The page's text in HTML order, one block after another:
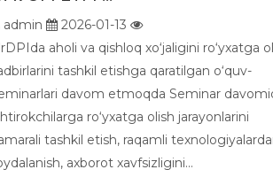
admin
2026-01-13
aholi va qishloq xo‘jaligini ro‘yxatga
tashkil etishga qaratilgan o‘quv-
davom etmoqda Seminar
ro‘yxatga olish jarayonlarini
tashkil etish, raqamli
axborot xavfsizligini...